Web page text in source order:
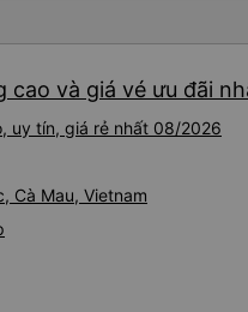
và giá vé ưu đãi
uy tín, giá rẻ nhất 08/2026
Cà Mau, Vietnam